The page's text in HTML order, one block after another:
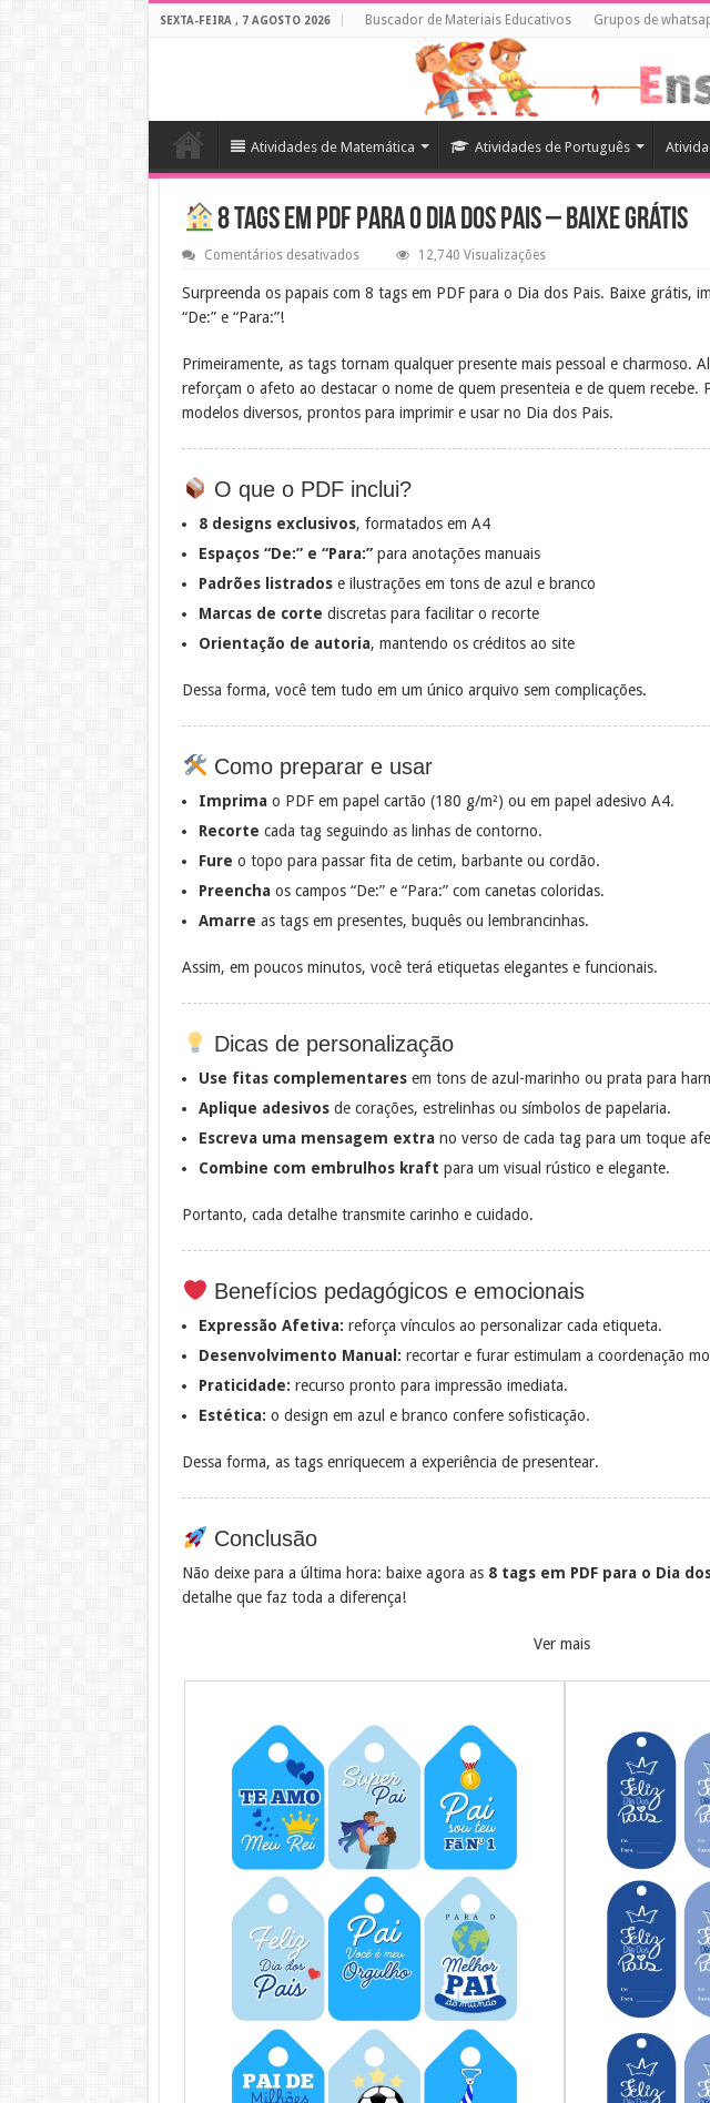
SEXTA-FEIRA , 7 AGOSTO 2026 Buscador de Materiais Educativos Grupos de
Atividades de Matemática Atividades de Português
8 Tags em PDF para o Dia dos Pais – Baixe Grátis
Comentários desativadosem
Tags
em
Dia
Pais
–
Baixe
12,740 Visualizações
Surpreenda os papais com 8 tags em PDF para o Dia dos Pais. Baixe grátis,
“De:” e “Para:”!
Primeiramente, as tags tornam qualquer presente mais pessoal e charmoso.
reforçam o afeto ao destacar o nome de quem presenteia e de quem recebe.
modelos diversos, prontos para imprimir e usar no Dia dos Pais.
O que o PDF inclui?
8 designs exclusivos, formatados em A4
Espaços “De:” e “Para:” para anotações manuais
Padrões listrados e ilustrações em tons de azul e branco
Marcas de corte discretas para facilitar o recorte
Orientação de autoria, mantendo os créditos ao site
Dessa forma, você tem tudo em um único arquivo sem complicações.
Como preparar e usar
Imprima o PDF em papel cartão (180 g/m²) ou em papel adesivo A4.
Recorte cada tag seguindo as linhas de contorno.
Fure o topo para passar fita de cetim, barbante ou cordão.
Preencha os campos “De:” e “Para:” com canetas coloridas.
Amarre as tags em presentes, buquês ou lembrancinhas.
Assim, em poucos minutos, você terá etiquetas elegantes e funcionais.
Dicas de personalização
Use fitas complementares em tons de azul-marinho ou prata para
Aplique adesivos de corações, estrelinhas ou símbolos de papelaria.
Escreva uma mensagem extra no verso de cada tag para um toque
Combine com embrulhos kraft para um visual rústico e elegante.
Portanto, cada detalhe transmite carinho e cuidado.
Benefícios pedagógicos e emocionais
Expressão Afetiva: reforça vínculos ao personalizar cada etiqueta.
Desenvolvimento Manual: recortar e furar estimulam a coordenação
Praticidade: recurso pronto para impressão imediata.
Estética: o design em azul e branco confere sofisticação.
Dessa forma, as tags enriquecem a experiência de presentear.
Conclusão
Não deixe para a última hora: baixe agora as 8 tags em PDF para o Dia
detalhe que faz toda a diferença!
Ver mais